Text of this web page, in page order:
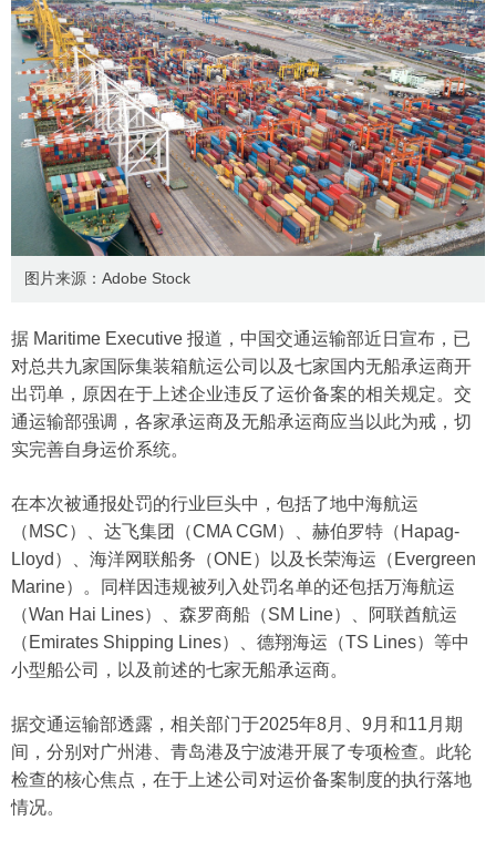
图片来源：Adobe Stock
据 Maritime Executive 报道，中国交通运输部近日宣布，已
对总共九家国际集装箱航运公司以及七家国内无船承运商开
出罚单，原因在于上述企业违反了运价备案的相关规定。交
通运输部强调，各家承运商及无船承运商应当以此为戒，切
实完善自身运价系统。
在本次被通报处罚的行业巨头中，包括了地中海航运
（MSC）、达飞集团（CMA CGM）、赫伯罗特（Hapag-
Lloyd）、海洋网联船务（ONE）以及长荣海运（Evergreen
Marine）。同样因违规被列入处罚名单的还包括万海航运
（Wan Hai Lines）、森罗商船（SM Line）、阿联酋航运
（Emirates Shipping Lines）、德翔海运（TS Lines）等中
小型船公司，以及前述的七家无船承运商。
据交通运输部透露，相关部门于2025年8月、9月和11月期
间，分别对广州港、青岛港及宁波港开展了专项检查。此轮
检查的核心焦点，在于上述公司对运价备案制度的执行落地
情况。